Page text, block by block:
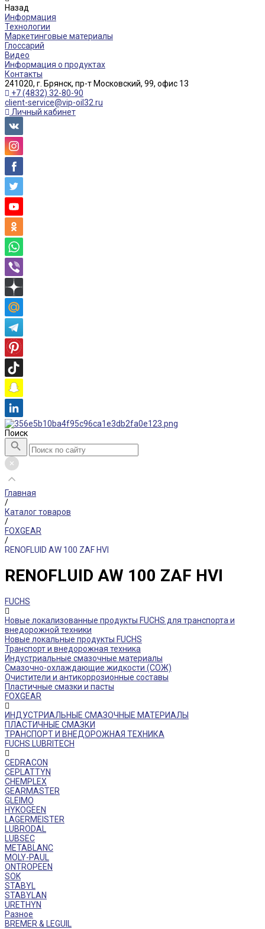
Назад
Информация
Технологии
Маркетинговые материалы
Глоссарий
Видео
Информация о продуктах
Контакты
241020, г. Брянск, пр-т Московский, 99, офис 13
+7 (4832) 32-80-90
client-service@vip-oil32.ru
Личный кабинет
Поиск
Главная
/
Каталог товаров
/
FOXGEAR
/
RENOFLUID AW 100 ZAF HVI
RENOFLUID AW 100 ZAF HVI
FUCHS
Новые локализованные продукты FUCHS для транспорта и
внедорожной техники
Новые локальные продукты FUCHS
Транспорт и внедорожная техника
Индустриальные смазочные материалы
Смазочно-охлаждающие жидкости (СОЖ)
Очистители и антикоррозионные составы
Пластичные смазки и пасты
FOXGEAR
ИНДУСТРИАЛЬНЫЕ СМАЗОЧНЫЕ МАТЕРИАЛЫ
ПЛАСТИЧНЫЕ СМАЗКИ
ТРАНСПОРТ И ВНЕДОРОЖНАЯ ТЕХНИКА
FUCHS LUBRITECH
CEDRACON
CEPLATTYN
CHEMPLEX
GEARMASTER
GLEIMO
HYKOGEEN
LAGERMEISTER
LUBRODAL
LUBSEC
METABLANC
MOLY-PAUL
ONTROPEEN
SOK
STABYL
STABYLAN
URETHYN
Разное
BREMER & LEGUIL